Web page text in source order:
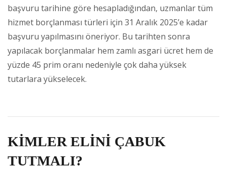
başvuru tarihine göre hesapladığından, uzmanlar tüm
hizmet borçlanması türleri için 31 Aralık 2025’e kadar
başvuru yapılmasını öneriyor. Bu tarihten sonra
yapılacak borçlanmalar hem zamlı asgari ücret hem de
yüzde 45 prim oranı nedeniyle çok daha yüksek
tutarlara yükselecek.
KİMLER ELİNİ ÇABUK
TUTMALI?